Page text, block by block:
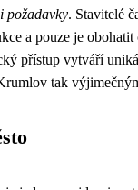
požadavky. Stavitelé
a pouze je obohatit
přístup vytváří
tak